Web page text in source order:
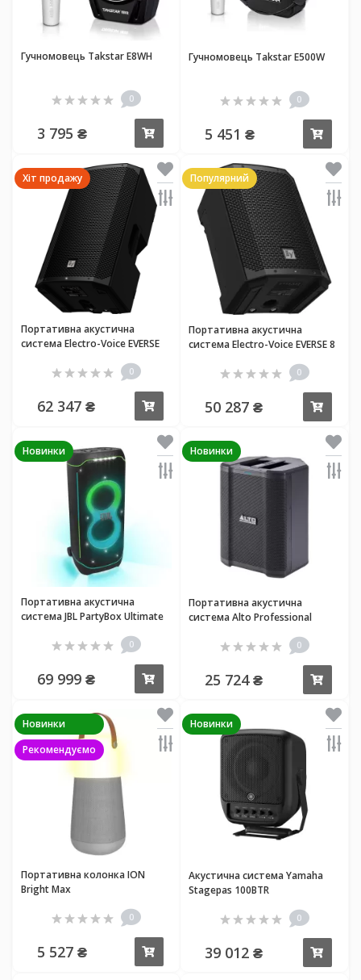
Гучномовець Takstar E8WH
0
3 795 ₴
Гучномовець Takstar E500W
0
5 451 ₴
Хіт продажу
Портативна акустична
система Electro-Voice EVERSE
0
62 347 ₴
Популярний
Портативна акустична
система Electro-Voice EVERSE 8
0
50 287 ₴
Новинки
Портативна акустична
система JBL PartyBox Ultimate
0
69 999 ₴
Новинки
Портативна акустична
система Alto Professional
0
25 724 ₴
Новинки
Рекомендуємо
Портативна колонка ION
Bright Max
0
5 527 ₴
Новинки
Акустична система Yamaha
Stagepas 100BTR
0
39 012 ₴